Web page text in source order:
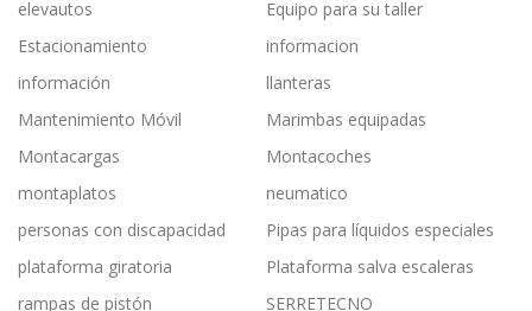
elevautos
Equipo para su taller
Estacionamiento
informacion
información
llanteras
Mantenimiento Móvil
Marimbas equipadas
Montacargas
Montacoches
montaplatos
neumatico
personas con discapacidad
Pipas para líquidos especiales
plataforma giratoria
Plataforma salva escaleras
rampas de pistón
SERRETECNO